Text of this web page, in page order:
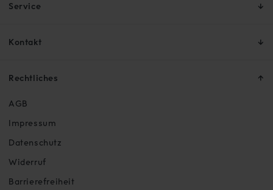
Service
Kontakt
Rechtliches
AGB
Impressum
Datenschutz
Widerruf
Barrierefreiheit